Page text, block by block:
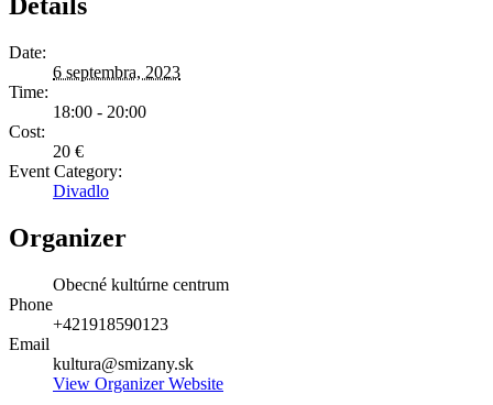
Details
Date:
6 septembra, 2023
Time:
18:00 - 20:00
Cost:
20 €
Event Category:
Divadlo
Organizer
Obecné kultúrne centrum
Phone
+421918590123
Email
kultura@smizany.sk
View Organizer Website